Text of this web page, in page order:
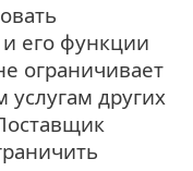
его функции
ограничивает
услугам других